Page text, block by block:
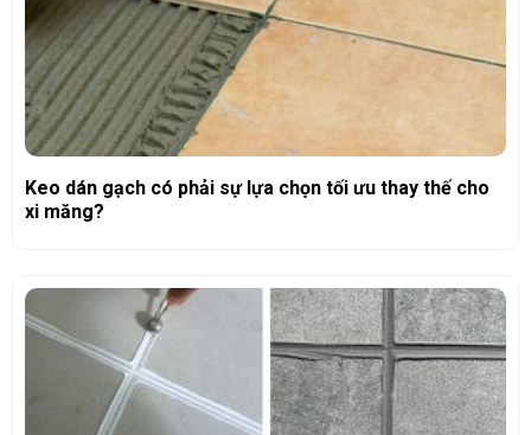
Keo dán gạch có phải sự lựa chọn tối ưu thay thế cho
xi măng?